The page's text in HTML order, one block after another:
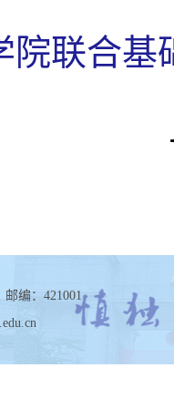
院联合基
编：421001